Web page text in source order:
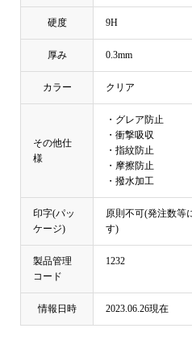
硬度 9H
厚み 0.3mm
カラー クリア
その他仕
様
・グレア防止
・衝撃吸収
・指紋防止
・摩擦防止
・撥水加工
印字(パッ
ケージ)
原則不可(発注数等
す)
製品管理
コード
1232
情報日時 2023.06.26現在